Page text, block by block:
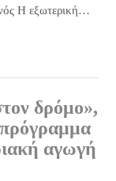
Η εξωτερική…
δρόμο»,
πρόγραμμα
αγωγή